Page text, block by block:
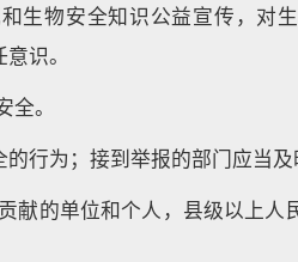
生物安全知识公益宣传，对
识。
。
行为；接到举报的部门应当及
献的单位和个人，县级以上人